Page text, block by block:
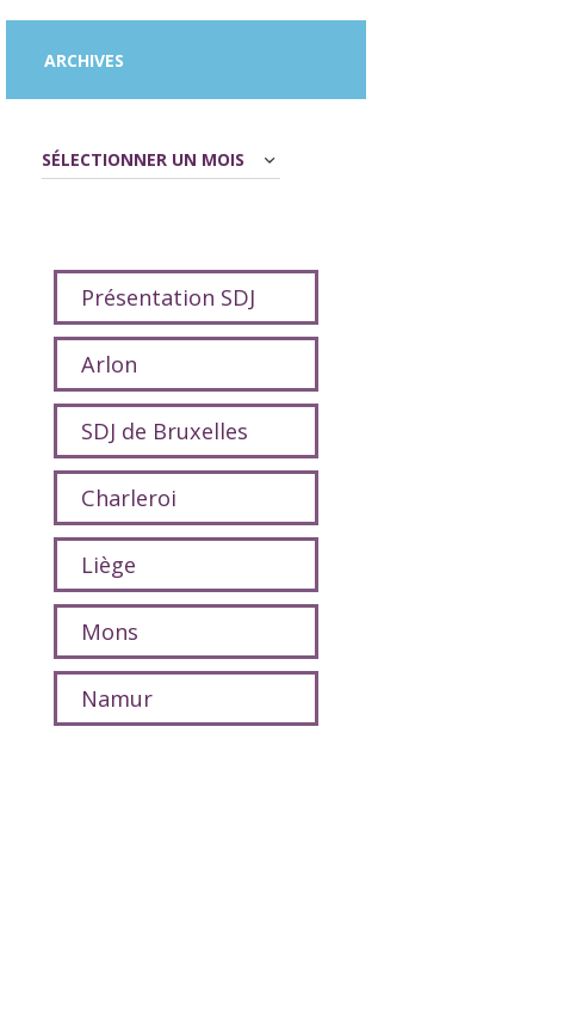
ARCHIVES
Archives
Présentation SDJ
Arlon
SDJ de Bruxelles
Charleroi
Liège
Mons
Namur